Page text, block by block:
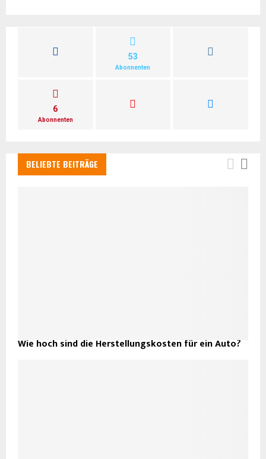
53
Abonnenten
6
Abonnenten
BELIEBTE BEITRÄGE
Wie hoch sind die Herstellungskosten für ein Auto?